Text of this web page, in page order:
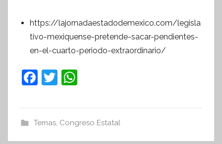
https://lajornadaestadodemexico.com/legisla
tivo-mexiquense-pretende-sacar-pendientes-
en-el-cuarto-periodo-extraordinario/
F
e
b
T
er s
A
Temas, Congreso Estatal